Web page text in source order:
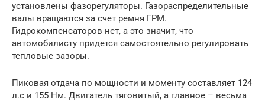
установлены фазорегуляторы. Газораспределительные
валы вращаются за счет ремня ГРМ.
Гидрокомпенсаторов нет, а это значит, что
автомобилисту придется самостоятельно регулировать
тепловые зазоры.
Пиковая отдача по мощности и моменту составляет 124
л.с и 155 Нм. Двигатель тяговитый, а главное – весьма